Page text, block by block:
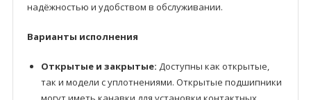
надёжностью и удобством в обслуживании.
Варианты исполнения
Открытые и закрытые: Доступны как открытые,
так и модели с уплотнениями. Открытые подшипники